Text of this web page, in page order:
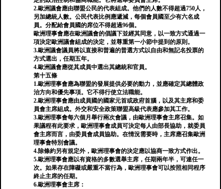
2.歐洲議會應由聯盟公民的代表組成。他們的人數不得超過750人，
另加總統人數。公民代表比例應遞減，每個會員國至少有六名成
員。分配給會員國的席位不得超過96個。
歐洲理事會應在歐洲議會的倡議下並經其同意，以一致方式通過一
項決定歐洲議會組成的決定，並尊重第一小節中提到的原則。
3.歐洲議會議員將以直接和普遍的普選方式以自由和無記名投票的
方式選出，任期五年。
4.歐洲議會應從其成員中選出其總統和官員。
第十五條
1.歐洲理事會應為聯盟的發展提供必要的動力，並應確定其總體政
治方向和優先事項。它不得行使立法職能。
2.歐洲理事會應由成員國的國家元首或政府首腦，以及其主席和委
員會主席組成。外交和安全政策聯盟高級代表應參加其工作。
3.歐洲理事會每六個月舉行兩次會議，由歐洲理事會主席召集。如
果議程有此要求，歐洲理事會成員可決定每人由部長協助，就委員
會主席而言，由委員會成員協助。在情況需要時，主席應召集歐洲
理事會特別會議。
4.除條約另有規定外，歐洲理事會的決定應以協商一致方式作出。
5.歐洲理事會應以有資格的多數選舉主席，任期兩年半，可連任一
次。如果存在障礙或嚴重不當行為，歐洲理事會可以按照相同程序
終止主席的任期。
6.歐洲理事會主席：